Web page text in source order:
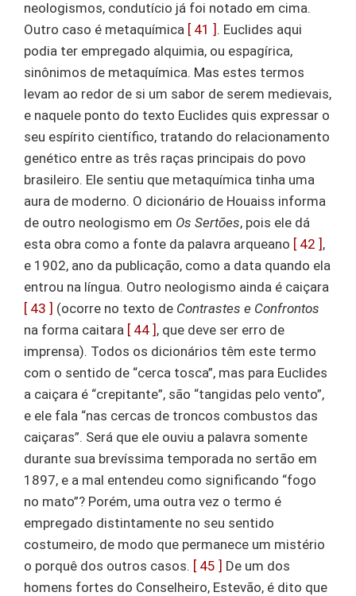
neologismos, condutício já foi notado em cima.
Outro caso é metaquímica [ 41 ] . Euclides aqui
podia ter empregado alquimia, ou espagírica,
sinônimos de metaquímica. Mas estes termos
levam ao redor de si um sabor de serem medievais,
e naquele ponto do texto Euclides quis expressar o
seu espírito científico, tratando do relacionamento
genético entre as três raças principais do povo
brasileiro. Ele sentiu que metaquímica tinha uma
aura de moderno. O dicionário de Houaiss informa
de outro neologismo em Os Sertões, pois ele dá
esta obra como a fonte da palavra arqueano [ 42 ] ,
e 1902, ano da publicação, como a data quando ela
entrou na língua. Outro neologismo ainda é caiçara
[ 43 ] (ocorre no texto de Contrastes e Confrontos
na forma caitara [ 44 ] , que deve ser erro de
imprensa). Todos os dicionários têm este termo
com o sentido de “cerca tosca”, mas para Euclides
a caiçara é “crepitante”, são “tangidas pelo vento”,
e ele fala “nas cercas de troncos combustos das
caiçaras”. Será que ele ouviu a palavra somente
durante sua brevíssima temporada no sertão em
1897, e a mal entendeu como significando “fogo
no mato”? Porém, uma outra vez o termo é
empregado distintamente no seu sentido
costumeiro, de modo que permanece um mistério
o porquê dos outros casos. [ 45 ] De um dos
homens fortes do Conselheiro, Estevão, é dito que